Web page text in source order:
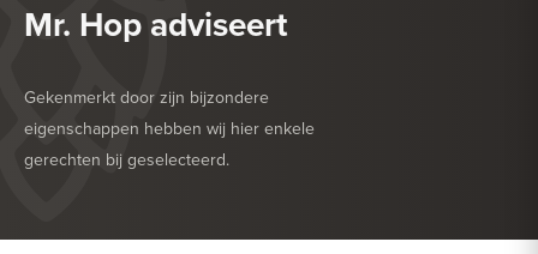
Mr. Hop adviseert
Gekenmerkt door zijn bijzondere
eigenschappen hebben wij hier enkele
gerechten bij geselecteerd.
HEERLIJK BIJ